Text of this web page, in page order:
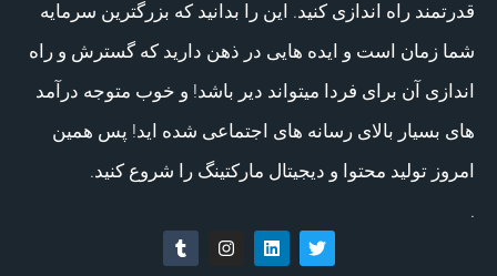
قدرتمند راه اندازی کنید. این را بدانید که بزرگترین سرمایه
شما زمان است و ایده هایی در ذهن دارید که گسترش و راه
اندازی آن برای فردا میتواند دیر باشد! و خوب متوجه درآمد
های بسیار بالای رسانه های اجتماعی شده اید! پس همین
امروز تولید محتوا و دیجیتال مارکتینگ را شروع کنید.
.